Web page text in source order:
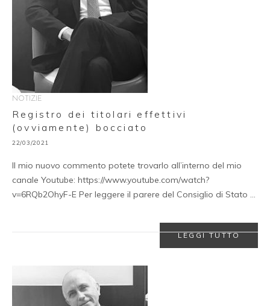
NOTIZIE
Registro dei titolari effettivi
(ovviamente) bocciato
22/03/2021
Il mio nuovo commento potete trovarlo all’interno del mio
canale Youtube: https://www.youtube.com/watch?
v=6RQb2OhyF-E Per leggere il parere del Consiglio di Stato …
LEGGI TUTTO